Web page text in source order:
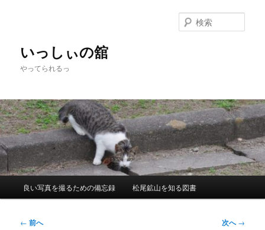
へ
移
動
いっしぃの舘
やってられるっ
索
良い写真を撮るための備忘録 松尾鉱山を知る図書
投← 前へ 次へ→